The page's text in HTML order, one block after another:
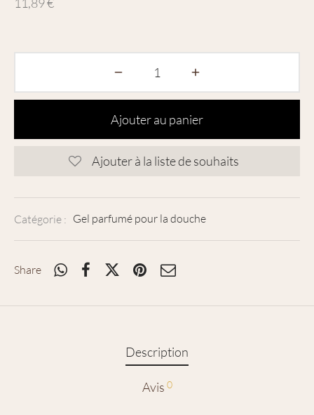
Ajouter au panier
Ajouter à la liste de souhaits
Catégorie : Gel parfumé pour la douche
Share
Description
Avis 0